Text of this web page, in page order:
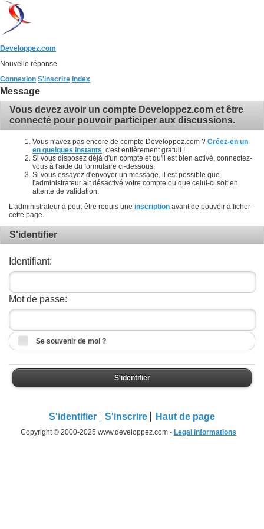
Developpez.com
Nouvelle réponse
Connexion S'inscrire Index
Message
Vous devez avoir un compte Developpez.com et être
connecté pour pouvoir participer aux discussions.
Vous n'avez pas encore de compte Developpez.com ? Créez-en un
en quelques instants , c'est entièrement gratuit !
Si vous disposez déjà d'un compte et qu'il est bien activé, connectez-
vous à l'aide du formulaire ci-dessous.
Si vous essayez d'envoyer un message, il est possible que
l'administrateur ait désactivé votre compte ou que celui-ci soit en
attente de validation.
L'administrateur a peut-être requis une inscription avant de pouvoir afficher
cette page.
S'identifier
Identifiant:
Mot de passe:
Se souvenir de moi ?
S'identifier
S'identifier S'inscrire Haut de page
Copyright © 2000-2025 www.developpez.com - Legal informations